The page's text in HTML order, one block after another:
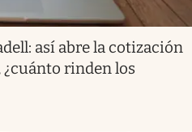
así abre la cotización
¿cuánto rinden los